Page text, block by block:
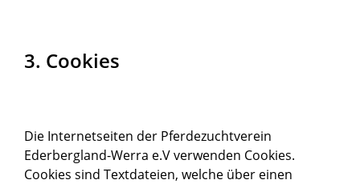
3. Cookies
Die Internetseiten der Pferdezuchtverein
Ederbergland-Werra e.V verwenden Cookies.
Cookies sind Textdateien, welche über einen